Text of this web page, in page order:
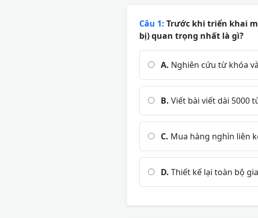
Câu 1: Trước khi triển khai
bị) quan trọng nhất là gì?
A. Nghiên cứu từ khóa
B. Viết bài viết dài 5000
C. Mua hàng nghìn liên
D. Thiết kế lại toàn bộ